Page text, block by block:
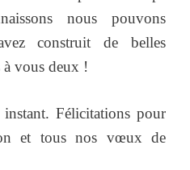
nous pouvons
construit de belles
vous deux !
Félicitations pour
et tous nos vœux de